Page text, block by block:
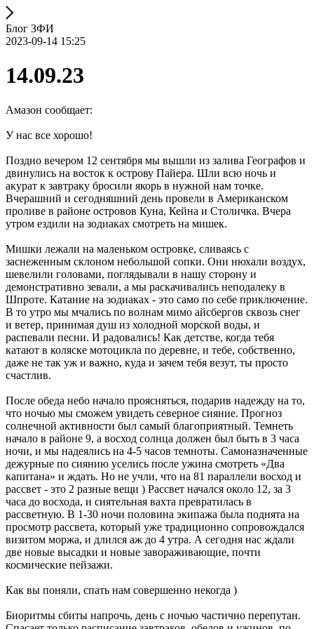
Блог ЗФИ
2023-09-14 15:25
14.09.23
Амазон сообщает:
У нас все хорошо!
Поздно вечером 12 сентября мы вышли из залива Географов и
двинулись на восток к острову Пайера. Шли всю ночь и
акурат к завтраку бросили якорь в нужной нам точке.
Вчерашний и сегодняшний день провели в Американском
проливе в районе островов Куна, Кейна и Столичка. Вчера
утром ездили на зодиаках смотреть на мишек.
Мишки лежали на маленьком островке, сливаясь с
заснеженным склоном небольшой сопки. Они нюхали воздух,
шевелили головами, поглядывали в нашу сторону и
демонстративно зевали, а мы раскачивались неподалеку в
Шпроте. Катание на зодиаках - это само по себе приключение.
В то утро мы мчались по волнам мимо айсбергов сквозь снег
и ветер, принимая душ из холодной морской воды, и
распевали песни. И радовались! Как детстве, когда тебя
катают в коляске мотоцикла по деревне, и тебе, собственно,
даже не так уж и важно, куда и зачем тебя везут, ты просто
счастлив.
После обеда небо начало проясняться, подарив надежду на то,
что ночью мы сможем увидеть северное сияние. Прогноз
солнечной активности был самый благоприятный. Темнеть
начало в районе 9, а восход солнца должен был быть в 3 часа
ночи, и мы надеялись на 4-5 часов темноты. Самоназначенные
дежурные по сиянию уселись после ужина смотреть «Два
капитана» и ждать. Но не учли, что на 81 параллели восход и
рассвет - это 2 разные вещи ) Рассвет начался около 12, за 3
часа до восхода, и сиятельная вахта превратилась в
рассветную. В 1-30 ночи половина экипажа была поднята на
просмотр рассвета, который уже традиционно сопровождался
визитом моржа, и длился аж до 4 утра. А сегодня нас ждали
две новые высадки и новые завораживающие, почти
космические пейзажи.
Как вы поняли, спать нам совершенно некогда )
Биоритмы сбиты напрочь, день с ночью частично перепутан.